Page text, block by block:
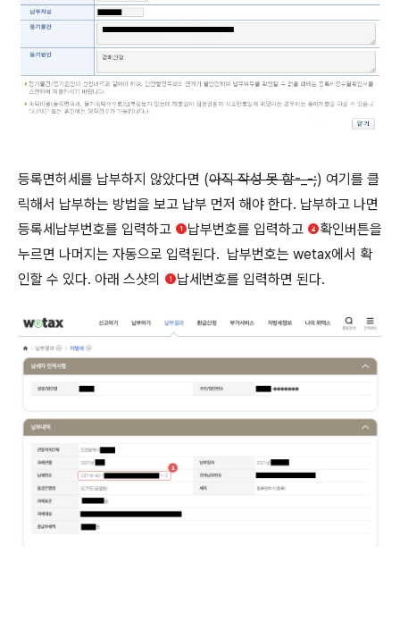
등록면허세를 납부하지 않았다면 (아직 작성 못 함-_-;) 여기를 클
릭해서 납부하는 방법을 보고 납부 먼저 해야 한다. 납부하고 나면
등록세납부번호를 입력하고 ❶납부번호를 입력하고 ❷확인버튼을
누르면 나머지는 자동으로 입력된다. 납부번호는 wetax에서 확
인할 수 있다. 아래 스샷의 ❶납세번호를 입력하면 된다.